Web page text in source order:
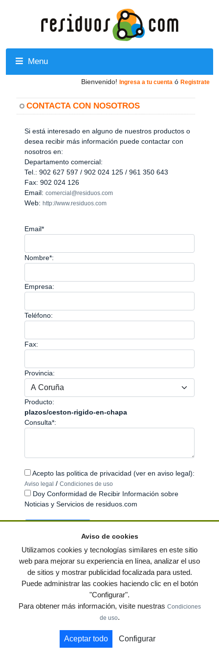
Menu
Bienvenido! Ingresa a tu cuenta ó Registrate
CONTACTA CON NOSOTROS
Si está interesado en alguno de nuestros productos o
desea recibir más información puede contactar con
nosotros en:
Departamento comercial:
Tel.: 902 627 597 / 902 024 125 / 961 350 643
Fax: 902 024 126
Email: comercial@residuos.com
Web: http://www.residuos.com
Email*
Nombre*:
Empresa:
Teléfono:
Fax:
Provincia:
Producto:
plazos/ceston-rigido-en-chapa
Consulta*:
Acepto las politica de privacidad (ver en aviso legal):
Aviso legal / Condiciones de uso
Doy Conformidad de Recibir Información sobre
Noticias y Servicios de residuos.com
© residuos.com - Todos los derechos reservados Política de privacidad
Condiciones de uso|Contacto|Editores| Mapa web|Preguntas frecuentes
Publica tus anuncios gratis!
Muebles de terraza y jardin Notas de prensa
by
Aviso de cookies
Utilizamos cookies y tecnologías similares en este sitio
web para mejorar su experiencia en línea, analizar el uso
de sitios y mostrar publicidad focalizada para usted.
Puede administrar las cookies haciendo clic en el botón
"Configurar".
Para obtener más información, visite nuestras Condiciones
de uso.
Aceptar todo Configurar